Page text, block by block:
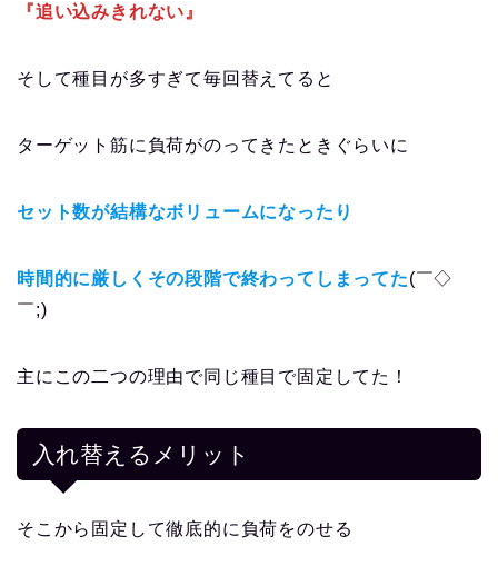
『追い込みきれない』
そして種目が多すぎて毎回替えてると
ターゲット筋に負荷がのってきたときぐらいに
セット数が結構なボリュームになったり
時間的に厳しくその段階で終わってしまってた(￣◇
￣;)
主にこの二つの理由で同じ種目で固定してた！
入れ替えるメリット
そこから固定して徹底的に負荷をのせる